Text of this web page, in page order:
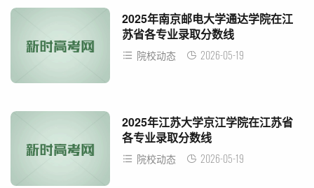
2025年南京邮电大学通达学院在江
苏省各专业录取分数线
院校动态 2026-05-19
2025年江苏大学京江学院在江苏省
各专业录取分数线
院校动态 2026-05-19